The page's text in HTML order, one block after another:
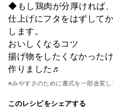
◆もし鶏肉が分厚ければ
仕上げにフタをはずして
します。
おいしくなるコツ
揚げ物をしたくなかった
作りました♬
※みやすさのために書式を一部改変し
このレシピをシェアする